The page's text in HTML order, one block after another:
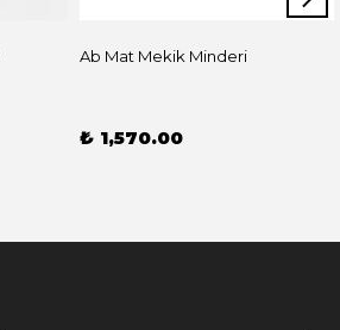
Ab Mat Mekik Minderi
₺ 1,570.00